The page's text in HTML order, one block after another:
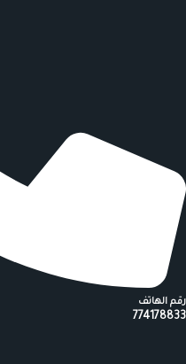
رقم الهاتف
774178833